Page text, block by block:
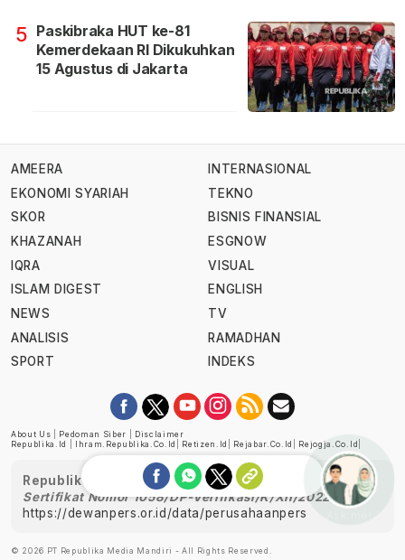
5 Paskibraka HUT ke-81
Kemerdekaan RI Dikukuhkan
15 Agustus di Jakarta
AMEERA
EKONOMI SYARIAH
SKOR
KHAZANAH
IQRA
ISLAM DIGEST
NEWS
ANALISIS
SPORT
INTERNASIONAL
TEKNO
BISNIS FINANSIAL
ESGNOW
VISUAL
ENGLISH
TV
RAMADHAN
INDEKS
About Us Pedoman Siber
Disclaimer
Republika.id
Ihram.republika.co.id Retizen.id Rejabar.co.id Rejogja.co.id
Republika telah diverifikasi oleh Dewan Pers
Sertifikat Nomor 1058/DP-Verifikasi/K/XII/2022
https://dewanpers.or.id/data/perusahaanpers
© 2026 PT Republika Media Mandiri - All Rights Reserved.